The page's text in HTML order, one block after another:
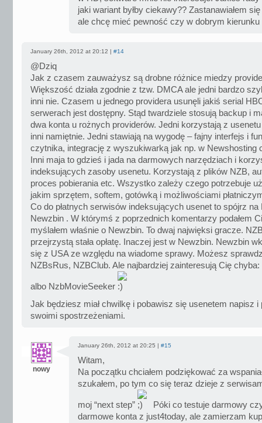
jaki wariant byłby ciekawy?? Zastanawiałem
ale chcę mieć pewność czy w dobrym
January 26th, 2012 at 20:12 | #14
@Dziq
Jak z czasem zauważysz są drobne różnice miedzy
Większość działa zgodnie z tzw. DMCA ale jedni bardzo
inni nie. Czasem u jednego providera usunęli jakiś serial
serwerach jest dostępny. Stąd twardziele stosują backup i
dwa konta u rożnych providerów. Jedni korzystają z
inni namiętnie. Jedni stawiają na wygodę – fajny interfejs i
czytnika, integrację z wyszukiwarką jak np. w Newshosting
Inni maja to gdzieś i jada na darmowych narzędziach i
indeksujących zasoby usenetu. Korzystają z plików NZB,
proces pobierania etc. Wszystko zależy czego potrzebuje
jakim sprzętem, softem, gotówką i możliwościami
Co do płatnych serwisów indeksujących usenet to spójrz na
Newzbin . W którymś z poprzednich komentarzy podałem
myślałem właśnie o Newzbin. To dwaj najwięksi gracze.
przejrzystą stała opłatę. Inaczej jest w Newzbin. Newzbin
się z USA ze względu na wiadome sprawy. Możesz
NZBsRus, NZBClub. Ale najbardziej zainteresują Cię
albo NzbMovieSeeker
Jak będziesz miał chwilkę i pobawisz się usenetem napisz i
swoimi spostrzeżeniami.
nowy
January 26th, 2012 at 20:25 | #15
Witam,
Na początku chciałem podziękować za
szukałem, po tym co się teraz dzieje z
moj “next step”
Póki co testuje darmowy
darmowe konta z just4today, ale zamierzam